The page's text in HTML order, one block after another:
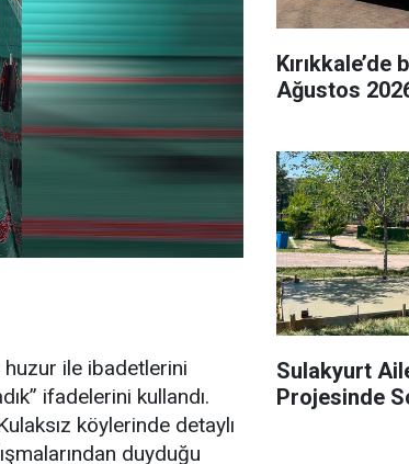
huzur ile ibadetlerini
ifadelerini kullandı.
köylerinde detaylı
duyduğu
Ağustos
Sulakyurt
Projesinde